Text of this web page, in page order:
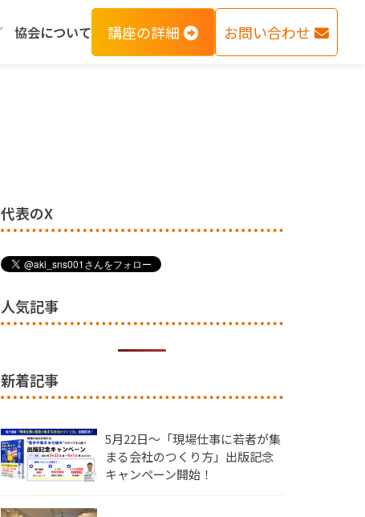
協会について 講座の詳細 お問い合わせ
代表のX
人気記事
新着記事
5月22日〜「現場仕事に若者が集
まる会社のつくり方」出版記念
キャンペーン開始！